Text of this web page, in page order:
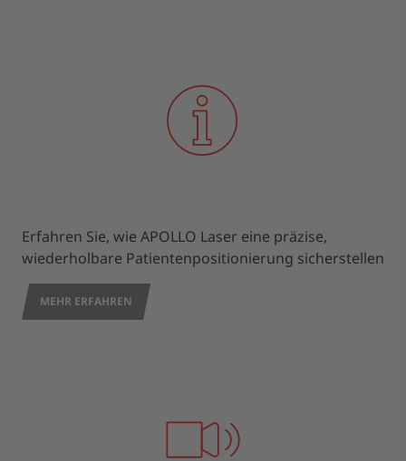
Erfahren Sie, wie APOLLO Laser eine präzise,
wiederholbare Patientenpositionierung sicherstellen
MEHR ERFAHREN